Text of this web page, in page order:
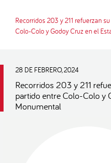
Recorridos 203 y 211 refuerzan
Colo-Colo y Godoy Cruz en el
28 DE FEBRERO, 2024
Recorridos 203 y 211
partido entre Colo-Colo y
Monumental